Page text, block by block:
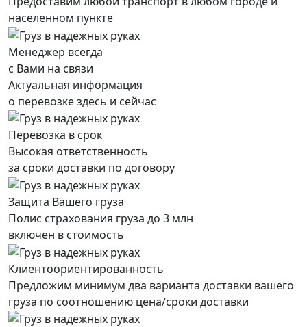
населенном пункте
Менеджер всегда
с Вами на связи
Актуальная информация
о перевозке здесь и сейчас
Перевозка в срок
Высокая ответственность
за сроки доставки по договору
Защита Вашего груза
Полис страхования груза до 3 млн
включен в стоимость
Клиентоориентированность
Предложим минимум два варианта доставки вашего
груза по соотношению цена/сроки доставки